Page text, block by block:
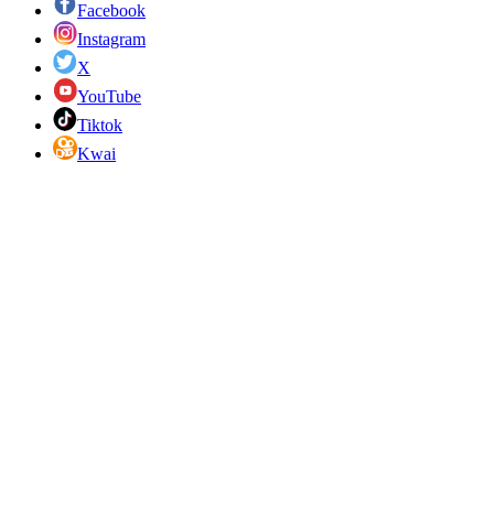
Facebook
Instagram
X
YouTube
Tiktok
Kwai